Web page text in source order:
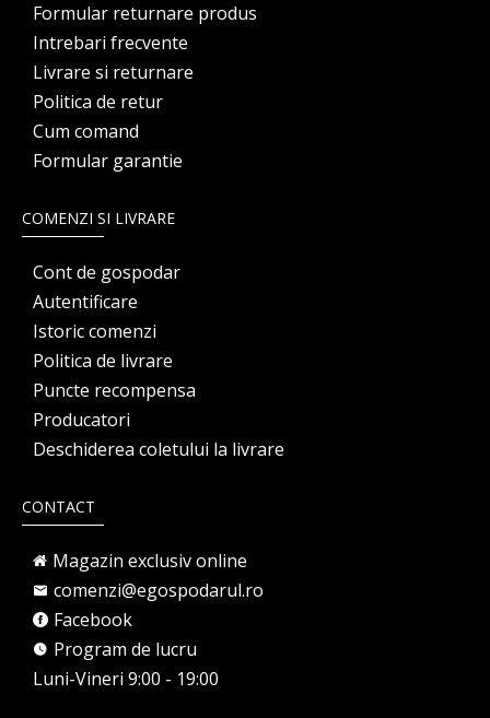
Formular returnare produs
Intrebari frecvente
Livrare si returnare
Politica de retur
Cum comand
Formular garantie
COMENZI SI LIVRARE
Cont de gospodar
Autentificare
Istoric comenzi
Politica de livrare
Puncte recompensa
Producatori
Deschiderea coletului la livrare
CONTACT
Magazin exclusiv online
comenzi@egospodarul.ro
Facebook
Program de lucru
Luni-Vineri 9:00 - 19:00